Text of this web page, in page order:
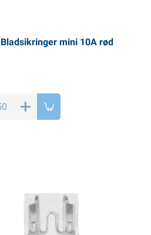
mini 10A rød